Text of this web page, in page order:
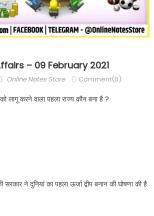
– 09 February 2021
Online Notes Store Comment(0)
लागू करने वाला पहला राज्य कौन बना है ?
ने दुनियां का पहला ऊर्जा द्वीप बनान की घोषणा की है